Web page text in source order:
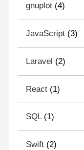
gnuplot(4)
JavaScript(3)
Laravel (2)
React(1)
SQL(1)
Swift(2)